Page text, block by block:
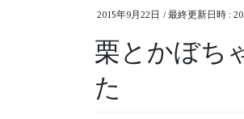
2015年9月22日 / 最終更新日時 :
栗とかぼち
た